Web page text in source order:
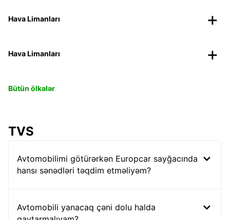
Hava Limanları
Hava Limanları
Bütün ölkələr
TVS
Avtomobilimi götürərkən Europcar sayğacında
hansı sənədləri təqdim etməliyəm?
Avtomobili yanacaq çəni dolu halda